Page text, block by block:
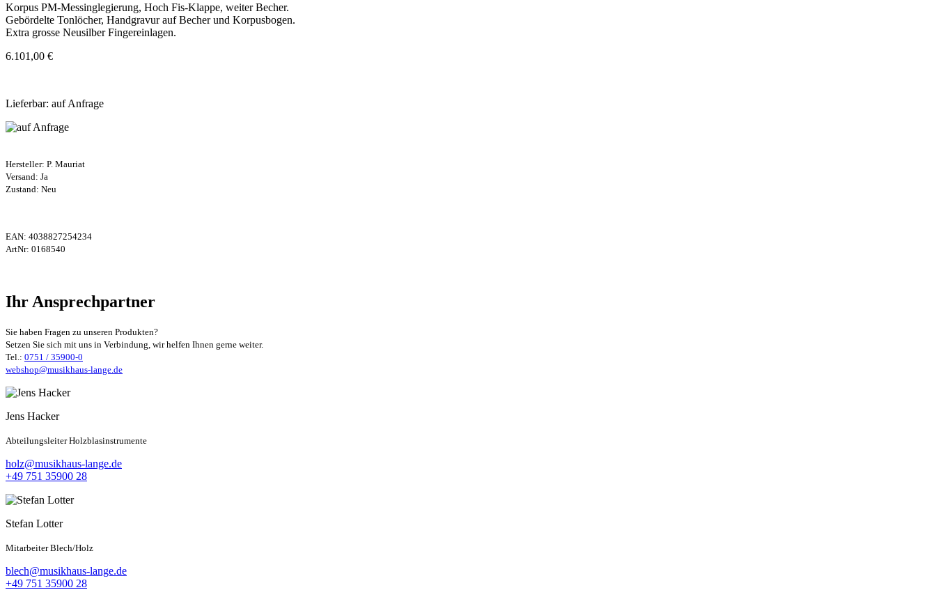
Korpus PM-Messinglegierung, Hoch Fis-Klappe, weiter Becher.
Gebördelte Tonlöcher, Handgravur auf Becher und Korpusbogen.
Extra grosse Neusilber Fingereinlagen.
6.101,00 €
Lieferbar: auf Anfrage
Hersteller: P. Mauriat
Versand: Ja
Zustand: Neu
EAN: 4038827254234
ArtNr: 0168540
Ihr Ansprechpartner
Sie haben Fragen zu unseren Produkten?
Setzen Sie sich mit uns in Verbindung, wir helfen Ihnen gerne weiter.
Tel.: 0751 / 35900-0
webshop@musikhaus-lange.de
Jens Hacker
Abteilungsleiter Holzblasinstrumente
holz@musikhaus-lange.de
+49 751 35900 28
Stefan Lotter
Mitarbeiter Blech/Holz
blech@musikhaus-lange.de
+49 751 35900 28